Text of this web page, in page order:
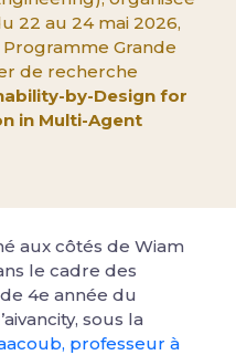
22 au 24 mai 2026,
Grande
de recherche
by-Design for
in Multi-Agent
aux côtés de Wiam
le cadre des
4e année du
sous la
professeur à